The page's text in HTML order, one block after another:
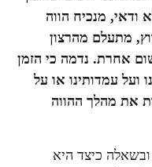
ודאי, מנכיח הווה
מתעלם מהרצון
אחרת. נדמה כי הזמן
ועל עמדותינו או על
את מהלך ההווה
ובשאלה כיצד היא